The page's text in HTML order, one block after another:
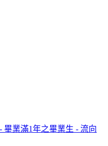
畢業滿1年之畢業生 - 流向